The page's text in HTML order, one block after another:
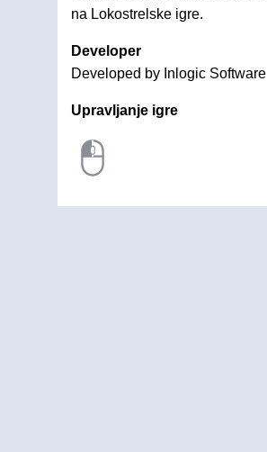
na Lokostrelske igre.
Developer
Developed by Inlogic Software
Upravljanje igre